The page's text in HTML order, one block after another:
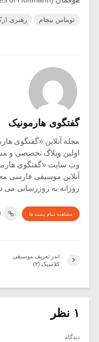
توماس بیچام رهبری
گفتگوی هارمونیک
اولین وبلاگ تخصصی و
وب سایت «گفتگوی
آنلاین موسیقی
روزانه به روزرسانی می
مشاهده تمام پست ها
اندر تعریف موسیقی
کلاسیک (۳)
۱ نظر
دیدگاه